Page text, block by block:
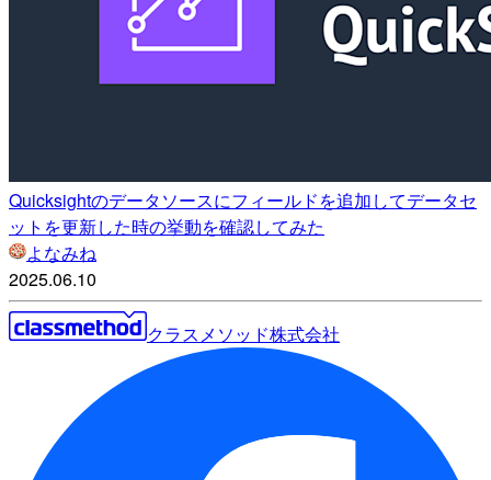
Quicksightのデータソースにフィールドを追加してデータセ
ットを更新した時の挙動を確認してみた
よなみね
2025.06.10
クラスメソッド株式会社